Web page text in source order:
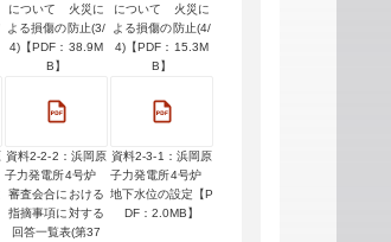
について 火災に
よる損傷の防止(3/
4)【PDF：38.9M
B】
について 火災に
よる損傷の防止(4/
4)【PDF：15.3M
B】
資料2-2-2：浜岡原
子力発電所4号炉
審査会合における
指摘事項に対する
回答一覧表(第37
資料2-3-1：浜岡原
子力発電所4号炉
地下水位の設定【P
DF：2.0MB】